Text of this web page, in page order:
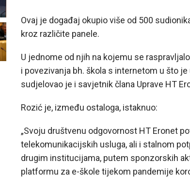
Ovaj je događaj okupio više od 500
kroz različite panele.
U jednome od njih na kojemu se
i povezivanja bh. škola s internetom u što je
sudjelovao je i savjetnik člana Uprave HT
Rozić je, između ostaloga, istaknuo:
„Svoju društvenu odgovornost HT Eronet
telekomunikacijskih usluga, ali i stalnom
drugim institucijama, putem sponzorskih
platformu za e-škole tijekom pandemije